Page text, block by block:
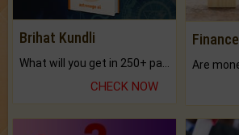
Brihat Kundli
CHECK NOW
Finance